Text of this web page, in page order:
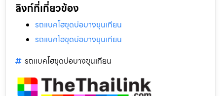
ลิงก์ที่เกี่ยวข้อง
รถแบคโฮขุดบ่อบางขุนเทียน
รถแบคโฮขุดบ่อบางขุนเทียน
รถแบคโฮขุดบ่อบางขุนเทียน